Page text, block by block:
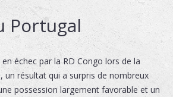
Portugal
échec par la RD Congo lors de la
un résultat qui a surpris de nombreux
possession largement favorable et un